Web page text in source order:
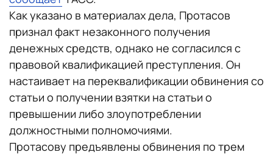
Как указано в материалах дела, Протасов
признал факт незаконного получения
денежных средств, однако не согласился с
правовой квалификацией преступления. Он
настаивает на переквалификации обвинения со
статьи о получении взятки на статьи о
превышении либо злоупотреблении
должностными полномочиями.
Протасову предъявлены обвинения по трем